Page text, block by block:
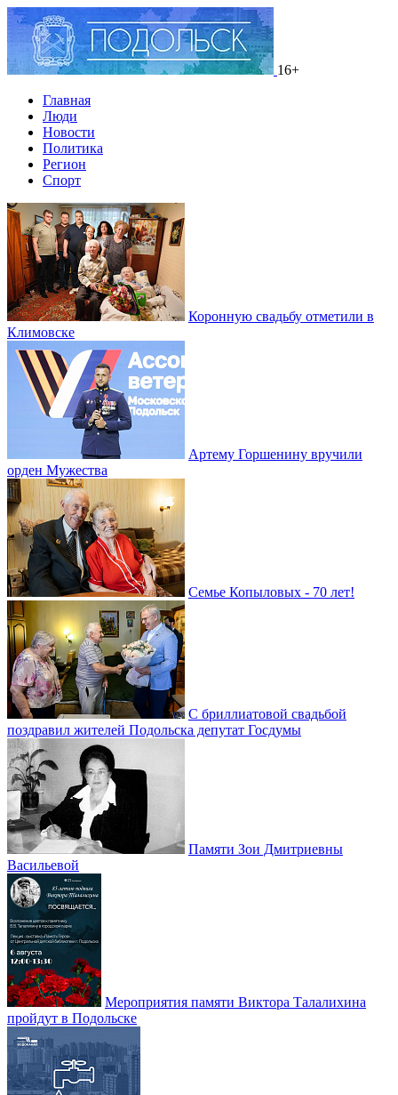
16+
Главная
Люди
Новости
Политика
Регион
Спорт
Коронную свадьбу отметили в
Климовске
Артему Горшенину вручили
орден Мужества
Семье Копыловых - 70 лет!
С бриллиатовой свадьбой
поздравил жителей Подольска депутат Госдумы
Памяти Зои Дмитриевны
Васильевой
Мероприятия памяти Виктора Талалихина
пройдут в Подольске